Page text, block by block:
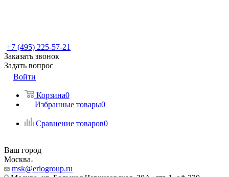
+7 (495) 225-57-21
Заказать звонок
Задать вопрос
Войти
Корзина0
Избранные товары0
Сравнение товаров0
Ваш город
Москва
msk@eriogroup.ru